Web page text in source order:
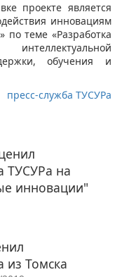
проекте является
инновациям
по теме «Разработка
обучения и
пресс-служба ТУСУРа
ТУСУРа на
инновации"
из Томска